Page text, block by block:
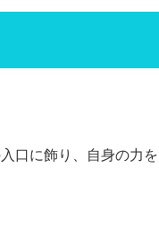
口に飾り、自身の力を